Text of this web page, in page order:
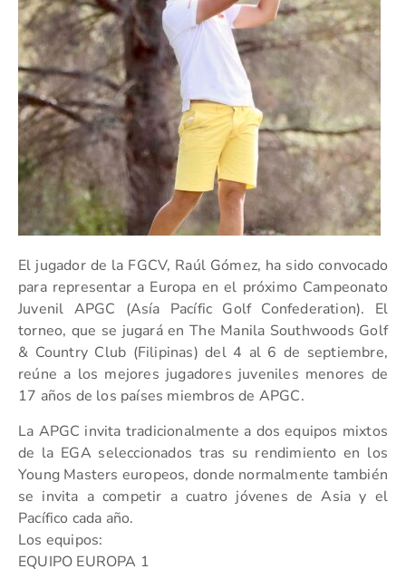
El jugador de la FGCV, Raúl Gómez, ha sido convocado
para representar a Europa en el próximo Campeonato
Juvenil APGC (Asía Pacífic Golf Confederation). El
torneo, que se jugará en The Manila Southwoods Golf
& Country Club (Filipinas) del 4 al 6 de septiembre,
reúne a los mejores jugadores juveniles menores de
17 años de los países miembros de APGC.
La APGC invita tradicionalmente a dos equipos mixtos
de la EGA seleccionados tras su rendimiento en los
Young Masters europeos, donde normalmente también
se invita a competir a cuatro jóvenes de Asia y el
Pacífico cada año.
Los equipos:
EQUIPO EUROPA 1